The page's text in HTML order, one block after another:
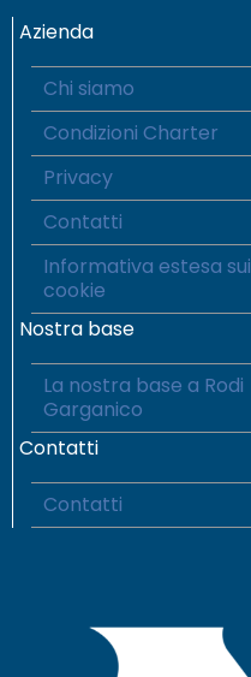
Azienda
Chi siamo
Condizioni Charter
Privacy
Contatti
Informativa estesa sui
cookie
Nostra base
La nostra base a Rodi
Garganico
Contatti
Contatti